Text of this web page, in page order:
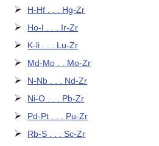
H-Hf . . . Hg-Zr
Ho-I . . . Ir-Zr
K-li . . . Lu-Zr
Md-Mo . . Mo-Zr
N-Nb . . . Nd-Zr
Ni-O . . . Pb-Zr
Pd-Pt . . . Pu-Zr
Rb-S . . . Sc-Zr